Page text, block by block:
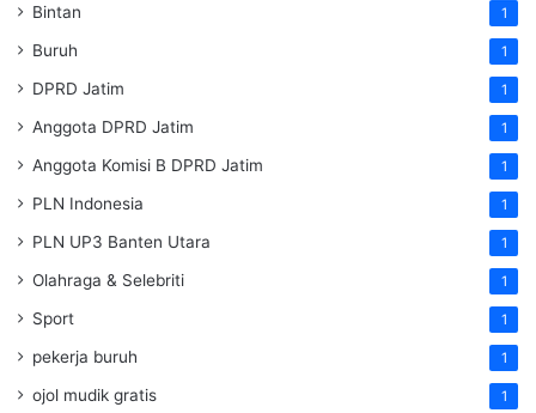
Bintan 1
Buruh 1
DPRD Jatim 1
Anggota DPRD Jatim 1
Anggota Komisi B DPRD Jatim 1
PLN Indonesia 1
PLN UP3 Banten Utara 1
Olahraga & Selebriti 1
Sport 1
pekerja buruh 1
ojol mudik gratis 1